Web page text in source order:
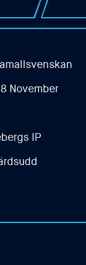
November
IP